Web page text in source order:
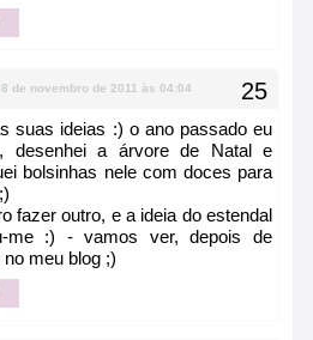
8 de novembro de 2011 às 04:04
suas ideias :) o ano passado eu
desenhei a árvore de Natal e
bolsinhas nele com doces para
fazer outro, e a ideia do estendal
me :) - vamos ver, depois de
meu blog ;)